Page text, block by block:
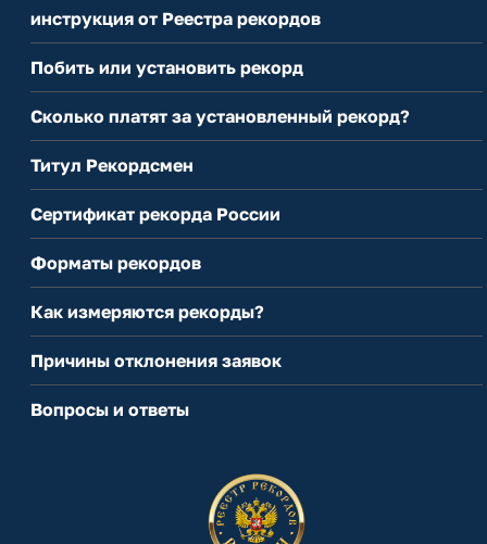
инструкция от Реестра рекордов
Побить или установить рекорд
Сколько платят за установленный рекорд?
Титул Рекордсмен
Сертификат рекорда России
Форматы рекордов
Как измеряются рекорды?
Причины отклонения заявок
Вопросы и ответы